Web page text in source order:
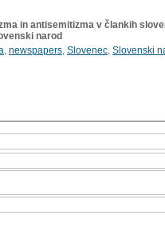
in antisemitizma v člankih
narod
, newspapers, Slovenec, Slovenski